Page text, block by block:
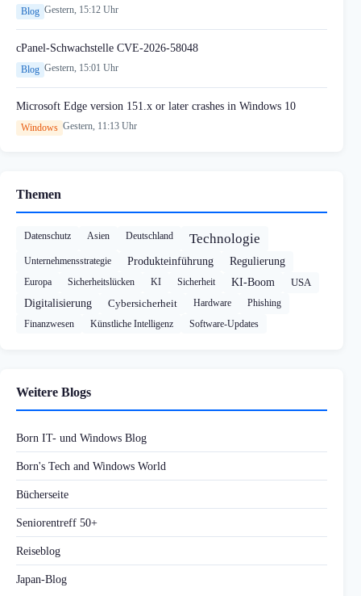
Blog Gestern, 15:12 Uhr
cPanel-Schwachstelle CVE-2026-58048
Blog Gestern, 15:01 Uhr
Microsoft Edge version 151.x or later crashes in Windows 10
Windows Gestern, 11:13 Uhr
Themen
Datenschutz Asien Deutschland Technologie
Unternehmensstrategie Produkteinführung Regulierung
Europa Sicherheitslücken KI Sicherheit KI-Boom
USA
Digitalisierung
Cybersicherheit Hardware
Phishing
Finanzwesen
Künstliche Intelligenz Software-Updates
Weitere Blogs
Born IT- und Windows Blog
Born's Tech and Windows World
Bücherseite
Seniorentreff 50+
Reiseblog
Japan-Blog